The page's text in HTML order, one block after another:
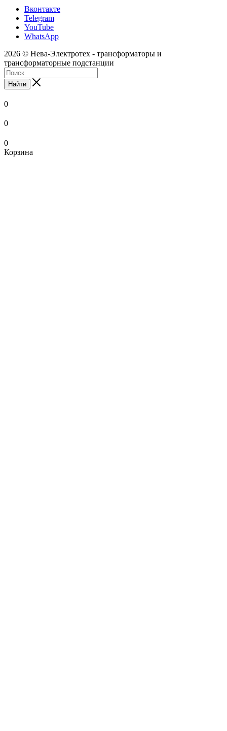
Вконтакте
Telegram
YouTube
WhatsApp
2026 © Нева-Электротех - трансформаторы и
трансформаторные подстанции
Найти
0
0
0
Корзина